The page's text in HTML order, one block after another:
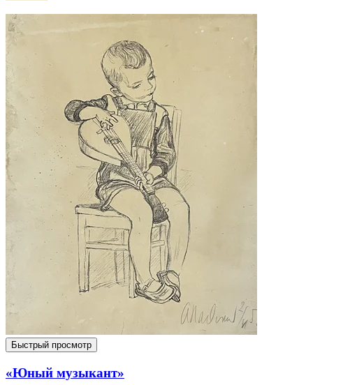
Быстрый просмотр
«Юный музыкант»